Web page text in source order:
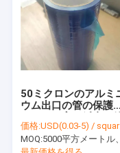
大理石のカウン
カーペットの保護
薄板金の保護フィ
窓ガラスの保護フ
50ミクロンのアルミ
ウム出口の管の保護フ
のフィルム
価格:USD(0.03-5) / square meter
MOQ:5000平方メートル、印刷を用いる10000平方メートル